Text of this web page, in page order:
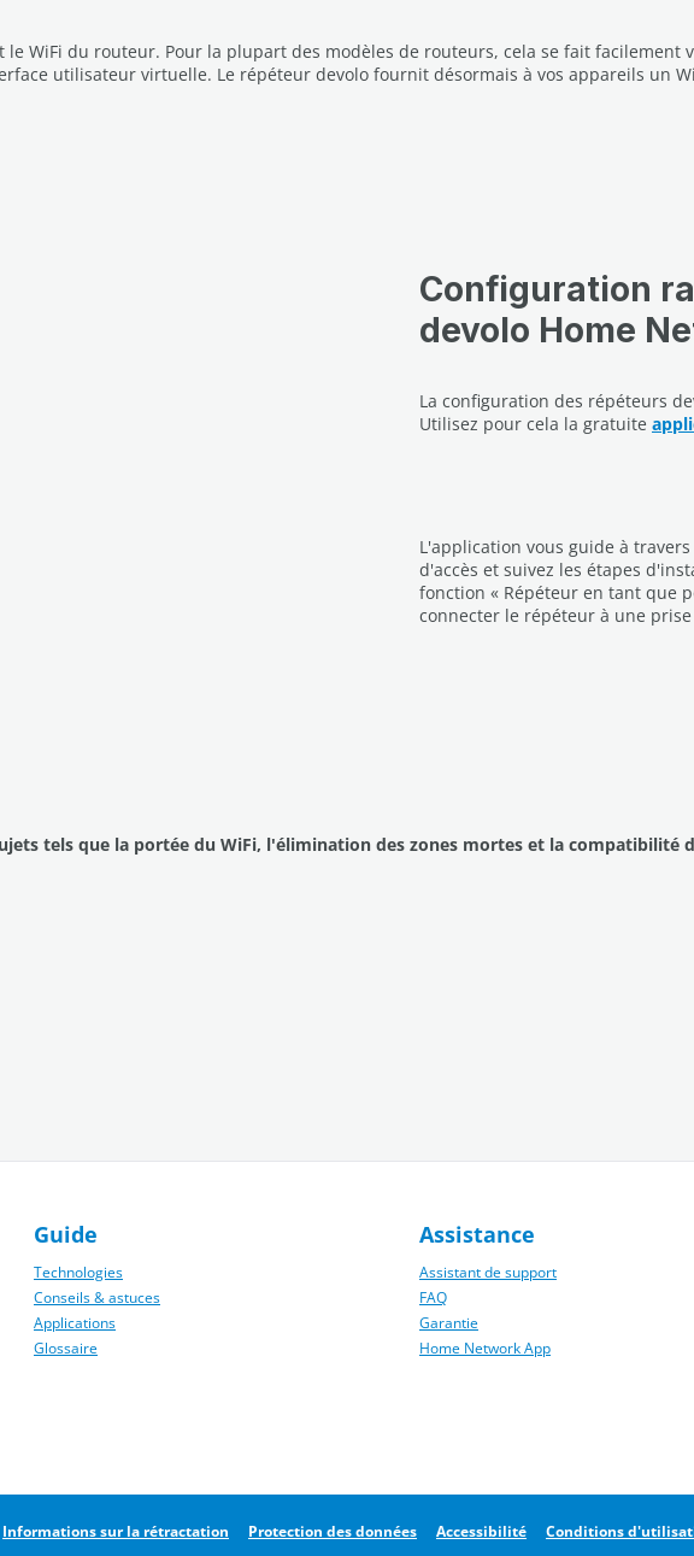
le WiFi du routeur. Pour la plupart des modèles de routeurs, cela se fait
utilisateur virtuelle. Le répéteur devolo fournit désormais à vos appareils un
Configuration
devolo Home
La configuration des répéteurs
Utilisez pour cela la gratuite
L'application vous guide à
d'accès et suivez les étapes
fonction « Répéteur en tant que
connecter le répéteur à une
tels que la portée du WiFi, l'élimination des zones mortes et la compatibilité
Guide
Technologies
Conseils & astuces
Applications
Glossaire
Assistance
Assistant de support
FAQ
Garantie
Home Network App
Informations sur la rétractation Protection des données Accessibilité Conditions